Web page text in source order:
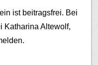
ist beitragsfrei. Bei
Katharina Altewolf,